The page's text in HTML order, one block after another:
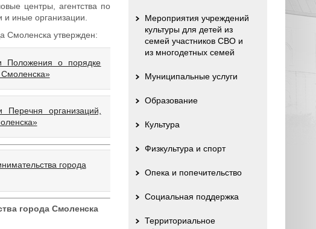
центры, агентства по
иные организации.
Смоленска утвержден:
Положения о порядке
Смоленска»
организаций,
города
города Смоленска
Мероприятия учреждений
культуры для детей из
семей участников СВО и
из многодетных семей
Муниципальные услуги
Образование
Культура
Физкультура и спорт
Опека и попечительство
Социальная поддержка
Территориальное